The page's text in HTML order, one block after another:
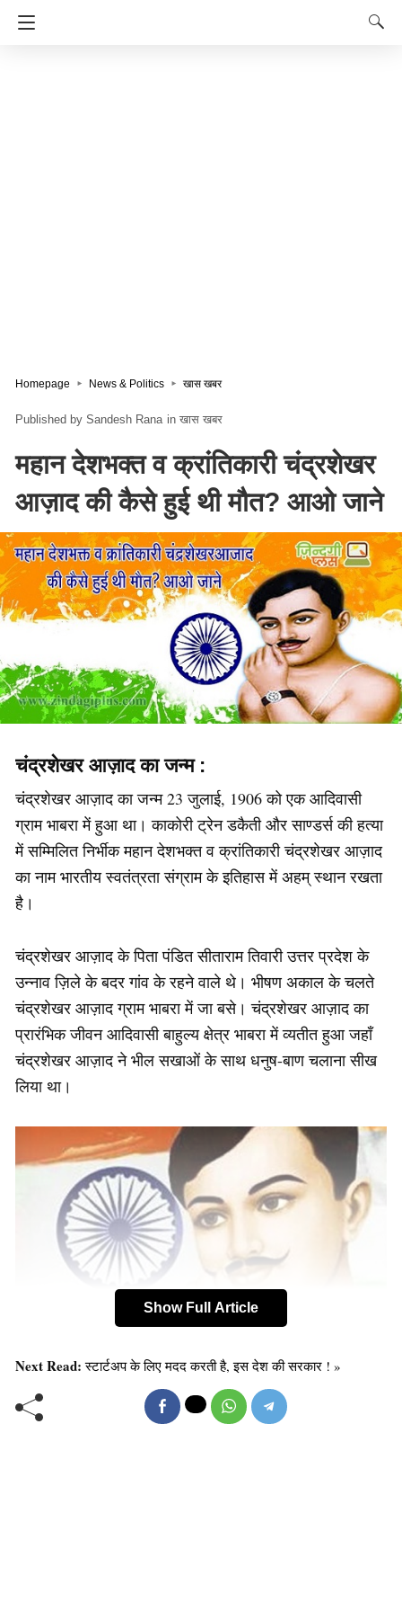
Homepage News & Politics खास खबर
Sandesh Rana in खास खबर
महान देशभक्त व क्रांतिकारी चंद्रशेखर
आज़ाद की कैसे हुई थी मौत? आओ जाने
चंद्रशेखर आज़ाद का जन्म :
चंद्रशेखर आज़ाद का जन्म 23 जुलाई, 1906 को एक आदिवासी
ग्राम भाबरा में हुआ था। काकोरी ट्रेन डकैती और साण्डर्स की हत्या
में सम्मिलित निर्भीक महान देशभक्त व क्रांतिकारी चंद्रशेखर आज़ाद
का नाम भारतीय स्वतंत्रता संग्राम के इतिहास में अहम् स्थान रखता
है।
चंद्रशेखर आज़ाद के पिता पंडित सीताराम तिवारी उत्तर प्रदेश के
उन्नाव ज़िले के बदर गांव के रहने वाले थे। भीषण अकाल के चलते
चंद्रशेखर आज़ाद ग्राम भाबरा में जा बसे। चंद्रशेखर आज़ाद का
प्रारंभिक जीवन आदिवासी बाहुल्य क्षेत्र भाबरा में व्यतीत हुआ जहाँ
चंद्रशेखर आज़ाद ने भील सखाओं के साथ धनुष-बाण चलाना सीख
लिया था।
चंद्रशेखर आज़ाद बचपन में महात्मा गांधी से प्रभावित थे। मां
जगरानी से काशी में संस्कृत पढ़ने की आज्ञा लेकर घर से निकले।
Show Full Article
Next Read:स्टार्टअप के लिए मदद करती है, इस देश की सरकार ! »